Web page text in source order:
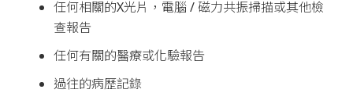
任何相關的X光片，電腦 / 磁力共振掃描或其他檢
查報告
任何有關的醫療或化驗報告
過往的病歷記錄